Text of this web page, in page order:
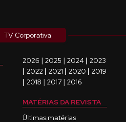
TV Corporativa
2026 | 2025 | 2024 | 2023
| 2022| 2021 | 2020 | 2019
| 2018 | 2017| 2016
MATÉRIAS DA REVISTA
Últimas matérias